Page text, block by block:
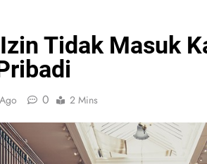
Tidak Masuk
0 2 Mins